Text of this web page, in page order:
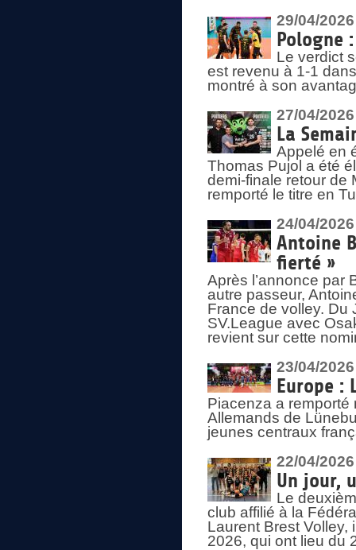
29/04/2026
Pologne
Le verdict
est revenu à 1-1
montré à son
27/04/2026
La
Appelé en
Thomas Pujol a été
demi-finale retour de
remporté le titre en
24/04/2026
Antoine
fierté »
Après l’annonce par
autre passeur,
France de volley. Du
SV.League avec
revient sur cette
23/04/2026
Europe :
Piacenza a remporté
Allemands de
jeunes centraux
22/04/2026
Un jour,
Le
club affilié à la
Laurent Brest Volley,
2026, qui ont lieu du